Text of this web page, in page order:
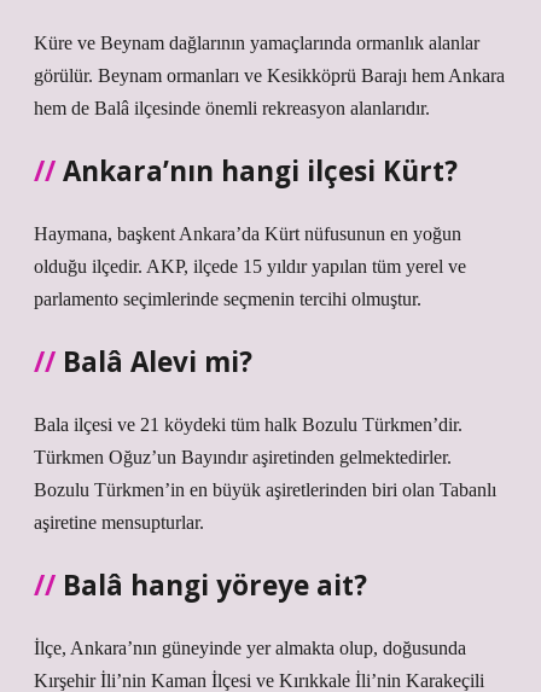
Küre ve Beynam dağlarının yamaçlarında ormanlık alanlar
görülür. Beynam ormanları ve Kesikköprü Barajı hem Ankara
hem de Balâ ilçesinde önemli rekreasyon alanlarıdır.
Ankara’nın hangi ilçesi Kürt?
Haymana, başkent Ankara’da Kürt nüfusunun en yoğun
olduğu ilçedir. AKP, ilçede 15 yıldır yapılan tüm yerel ve
parlamento seçimlerinde seçmenin tercihi olmuştur.
Balâ Alevi mi?
Bala ilçesi ve 21 köydeki tüm halk Bozulu Türkmen’dir.
Türkmen Oğuz’un Bayındır aşiretinden gelmektedirler.
Bozulu Türkmen’in en büyük aşiretlerinden biri olan Tabanlı
aşiretine mensupturlar.
Balâ hangi yöreye ait?
İlçe, Ankara’nın güneyinde yer almakta olup, doğusunda
Kırşehir İli’nin Kaman İlçesi ve Kırıkkale İli’nin Karakeçili